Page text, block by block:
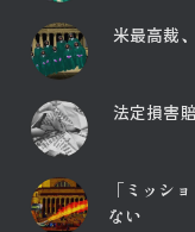
米最高裁
法定損害
「ミッシ
ない